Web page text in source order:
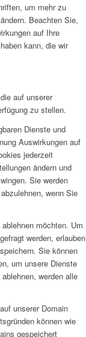
um mehr zu
Beachten Sie,
auf Ihre
kann, die wir
auf unserer
zu stellen.
Dienste und
Auswirkungen auf
jederzeit
ändern und
Sie werden
wenn Sie
möchten. Um
werden, erlauben
Sie können
um unsere Dienste
werden alle
unserer Domain
können wie
gespeichert